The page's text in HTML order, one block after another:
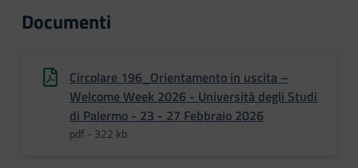
Documenti
Circolare 196_Orientamento in uscita –
Welcome Week 2026 - Università degli Studi
di Palermo - 23 - 27 Febbraio 2026
pdf - 322 kb